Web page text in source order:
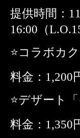
提供時間：
16:00（
⭐️コラボカ
料金：1,200
⭐️デザート
料金：1,350